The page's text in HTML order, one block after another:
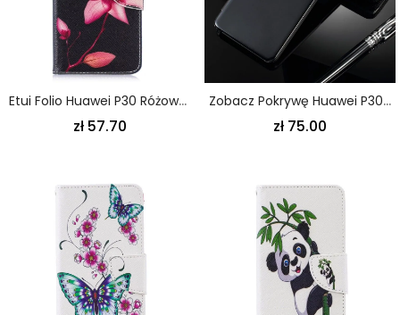
Etui Folio Huawei P30 Różowy Kwiat
zł 57.70
Zobacz Pokrywę Huawei P30 Jasnoniebieski Czarny Lustro I Efekt Skóry
zł 75.00